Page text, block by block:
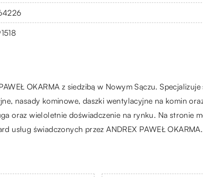
OKARMA z siedzibą w Nowym Sączu.
nasady kominowe, daszki wentylacyjne na komin
oraz wieloletnie doświadczenie na rynku. Na stronie
świadczonych przez ANDREX PAWEŁ OKARMA.